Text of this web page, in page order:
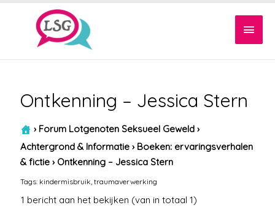
Ontkenning – Jessica Stern
› Forum Lotgenoten Seksueel Geweld ›
Achtergrond & Informatie › Boeken: ervaringsverhalen
& fictie › Ontkenning – Jessica Stern
Tags: kindermisbruik ,traumaverwerking
1 bericht aan het bekijken (van in totaal 1)